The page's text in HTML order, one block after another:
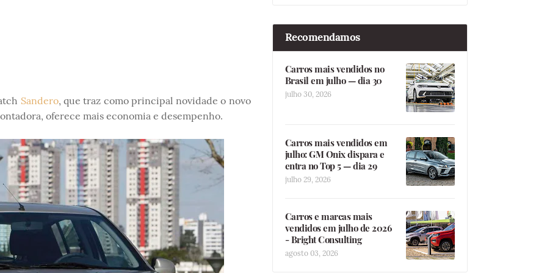
Sandero, que traz como principal novidade o novo
oferece mais economia e desempenho.
Recomendamos
Carros mais vendidos no
Brasil em julho — dia 30
julho 30, 2026
Carros mais vendidos em
julho: GM Onix dispara e
entra no Top 5 — dia 29
julho 29, 2026
Carros e marcas mais
vendidos em julho de 2026
- Bright Consulting
agosto 03, 2026